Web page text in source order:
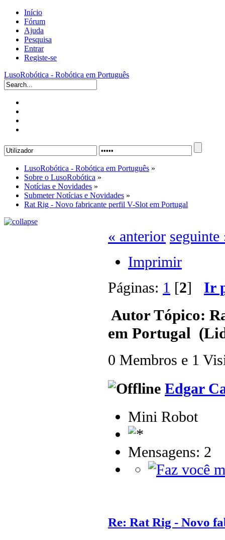
Início
Fórum
Ajuda
Pesquisa
Entrar
Registe-se
LusoRobótica - Robótica em Português
LusoRobótica - Robótica em Português »
Sobre o LusoRobótica »
Notícias e Novidades »
Submeter Notícias e Novidades »
Rat Rig - Novo fabricante perfil V-Slot em Portugal
« anterior seguinte
Imprimir
Páginas: 1 [2] Ir
AutorTópico:
em Portugal
0 Membros e 1
Edgar
Mini Robot
Mensagens: 2
Re: Rat Rig - Novo